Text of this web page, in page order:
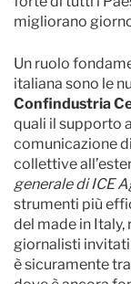
migliorano
Un ruolo
italiana sono le
Confindustria
quali il supporto
comunicazione
collettive
generale di ICE
strumenti più
del made in
giornalisti
è sicuramente